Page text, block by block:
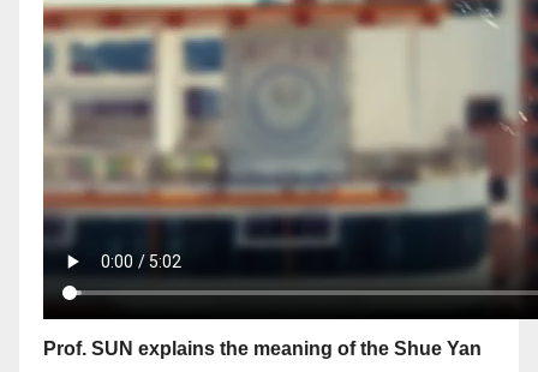
Prof. SUN explains the meaning of the Shue Yan